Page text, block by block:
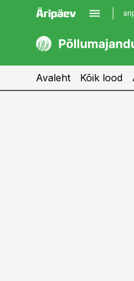
kaubandus.ee
kinnisvarauudised.ee
Avaleht Kõik lood